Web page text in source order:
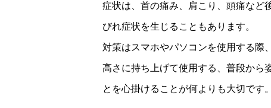
症状は、首の痛み、肩こり、頭痛など
びれ症状を生じることもあります。
対策はスマホやパソコンを使用する際
高さに持ち上げて使用する、普段から
とを心掛けることが何よりも大切です。